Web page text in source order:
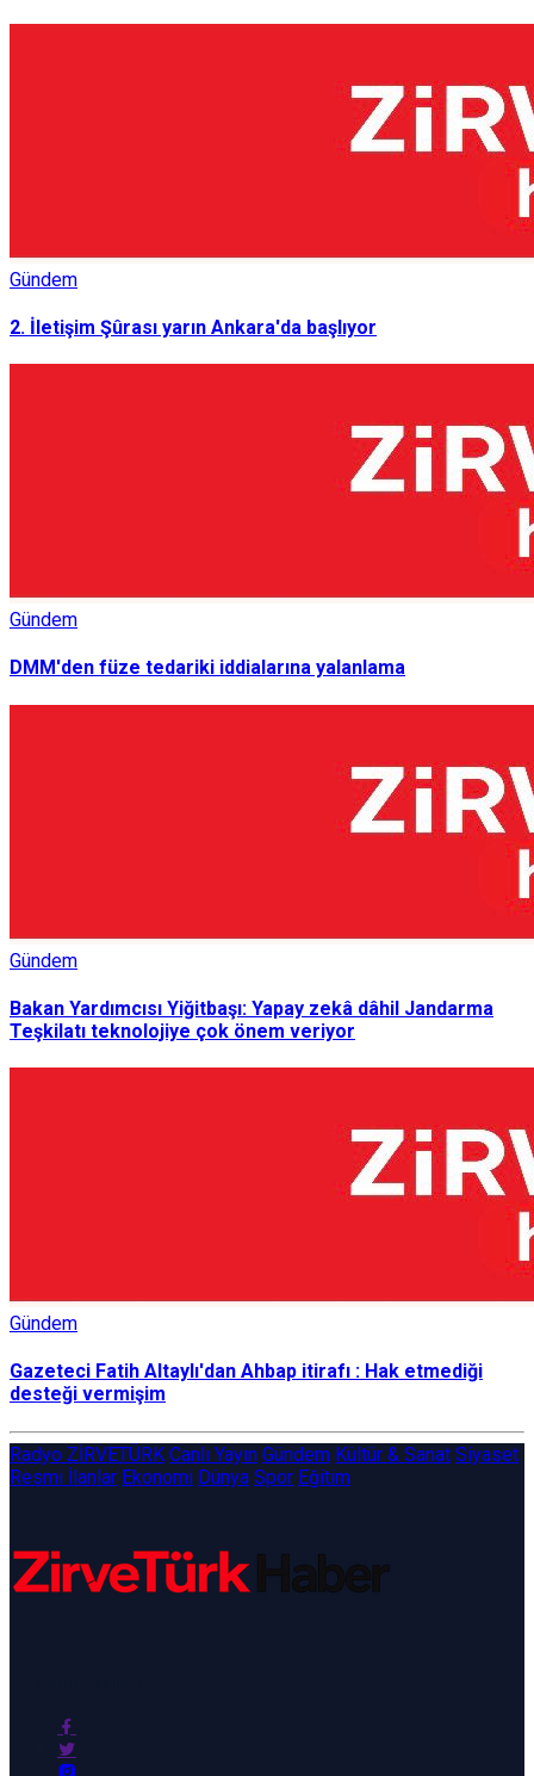
Gündem
2. İletişim Şûrası yarın Ankara'da başlıyor
Gündem
DMM'den füze tedariki iddialarına yalanlama
Gündem
Bakan Yardımcısı Yiğitbaşı: Yapay zekâ dâhil Jandarma
Teşkilatı teknolojiye çok önem veriyor
Gündem
Gazeteci Fatih Altaylı'dan Ahbap itirafı : Hak etmediği
desteği vermişim
Radyo ZİRVETÜRK Canlı Yayın Gündem Kültür & Sanat Siyaset
Resmi İlanlar Ekonomi Dünya Spor Eğitim